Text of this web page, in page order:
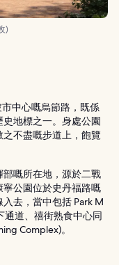
)
中心嘅烏節路，既係
地標之一。身處公園
不盡嘅步道上，飽覽
嘅所在地，源於二戰
公園位於史丹福路嘅
去，當中包括 Park M
通道、禧街熟食中心同
Complex)。